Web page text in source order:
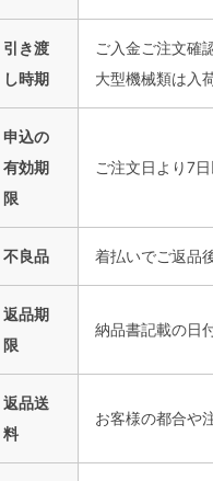
引き渡
し時期
ご入金ご注文確
大型機械類は入
申込の
有効期
限
ご注文日より7
不良品 着払いでご返品
返品期
限
納品書記載の日
返品送
料
お客様の都合や